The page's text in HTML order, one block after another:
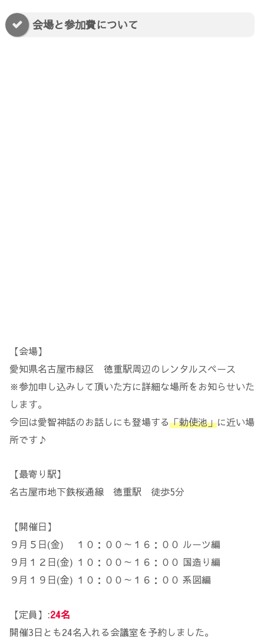
会場と参加費について
【会場】
愛知県名古屋市緑区 徳重駅周辺のレンタルスペース
※参加申し込みして頂いた方に詳細な場所をお知らせいた
します。
今回は愛智神話のお話しにも登場する「勅使池」に近い場
所です♪
【最寄り駅】
名古屋市地下鉄桜通線 徳重駅 徒歩5分
【開催日】
９月５日(金) １０：００～１６：００ ルーツ編
９月１２日(金) １０：００～１６：００ 国造り編
９月１９日(金) １０：００～１６：００ 系図編
【定員】:24名
開催3日とも24名入れる会議室を予約しました。